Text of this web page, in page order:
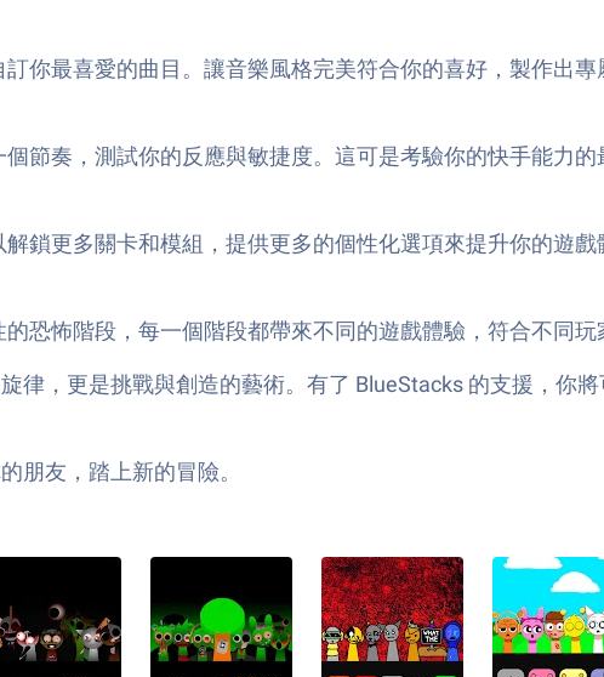
你最喜愛的曲目。讓音樂風格完美符合你的喜好，製作出專
節奏，測試你的反應與敏捷度。這可是考驗你的快手能力的
鎖更多關卡和模組，提供更多的個性化選項來提升你的遊戲
恐怖階段，每一個階段都帶來不同的遊戲體驗，符合不同玩
律，更是挑戰與創造的藝術。有了 BlueStacks 的支援，你
朋友，踏上新的冒險。